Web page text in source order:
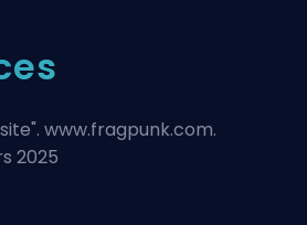
". www.fragpunk.com.
2025